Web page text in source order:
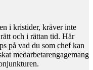
i kristider, kräver inte
och i rättan tid. Här
på vad du som chef kan
medarbetarengagemang